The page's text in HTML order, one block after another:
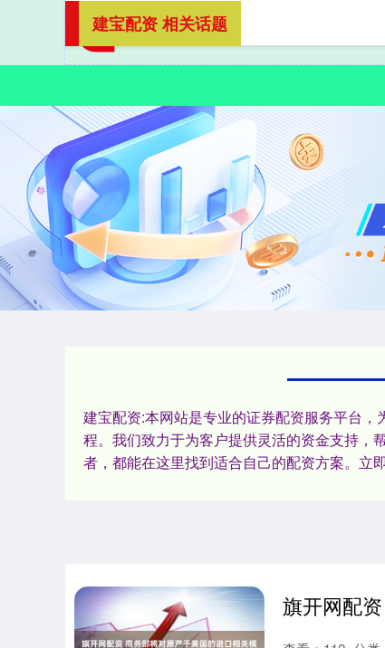
建宝配资:本网站是专业的证券配资服务平台
程。我们致力于为客户提供灵活的资金支持，
者，都能在这里找到适合自己的配资方案。立
建宝配资 相关话题